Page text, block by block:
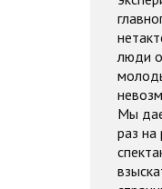
люди
Мы
раз на